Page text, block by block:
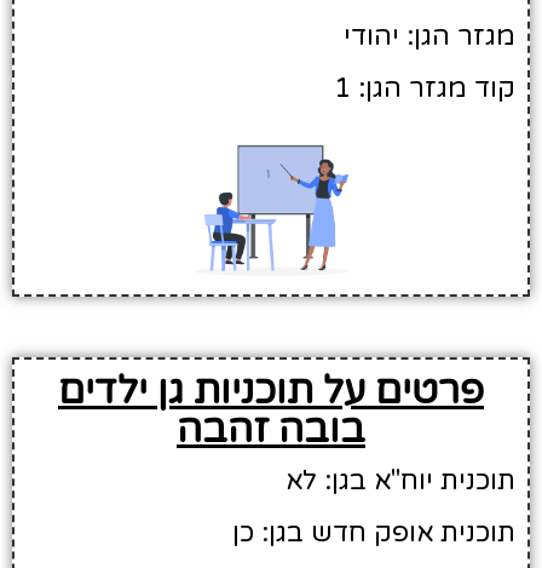
מגזר הגן: יהודי
קוד מגזר הגן: 1
פרטים על תוכניות גן ילדים
בובה זהבה
תוכנית יוח"א בגן: לא
תוכנית אופק חדש בגן: כן